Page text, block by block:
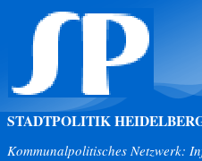
Direkt zum Inhalt
STADTPOLITIK
Kommunalpolitisches Netzwerk: